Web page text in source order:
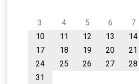
3
4 5 6 7
10
11 12 13 14
17
18 19 20 21
24
25 26 27 28
31